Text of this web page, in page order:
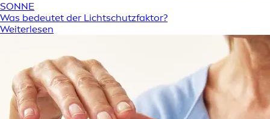
SONNE
Was bedeutet der Lichtschutzfaktor?
Weiterlesen